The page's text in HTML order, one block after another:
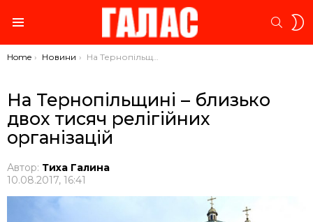
You are here:
Home Новини На Тернопільщині – близько двох тисяч релігійних організацій
На Тернопільщині – близько
двох тисяч релігійних
організацій
Автор: Тиха Галина
10.08.2017, 16:41